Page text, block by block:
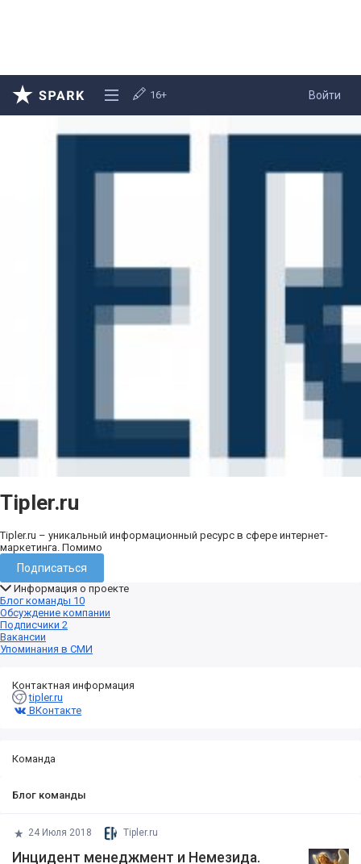
Войти
16+
Tipler.ru
Tipler.ru – уникальный информационный ресурс в сфере интернет-
маркетинга. Помимо
Подписаться
Информация о проекте
Блог команды 10
Обсуждение компании
Подписчики 2
Вакансии
Упоминания в СМИ
Контактная информация
tipler.ru
ВКонтакте
Команда
Блог команды
24 Июля 2018 Tipler.ru
Инцидент менеджмент и Немезида.